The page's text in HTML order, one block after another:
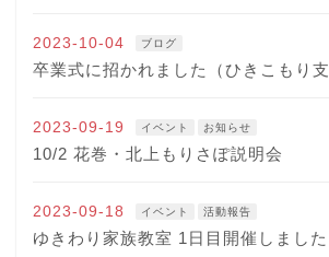
2023-10-04 ブログ
卒業式に招かれました（ひきこもり支
2023-09-19 イベント お知らせ
10/2 花巻・北上もりさぽ説明会
2023-09-18 イベント 活動報告
ゆきわり家族教室 1日目開催しました